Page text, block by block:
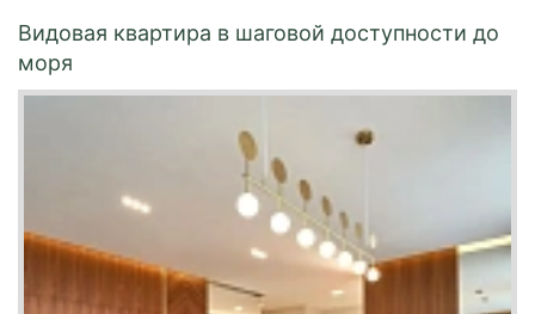
Видовая квартира в шаговой доступности до
моря